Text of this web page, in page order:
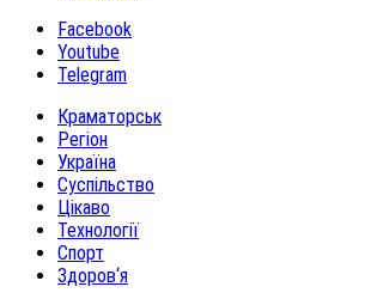
Facebook
Youtube
Telegram
Краматорськ
Регіон
Україна
Суспільство
Цікаво
Технології
Спорт
Здоров‘я